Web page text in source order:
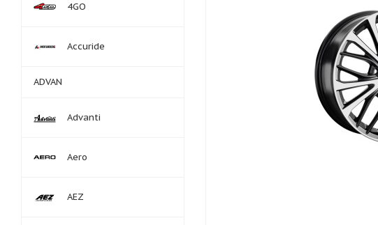
4GO
Accuride
ADVAN
Advanti
Aero
AEZ